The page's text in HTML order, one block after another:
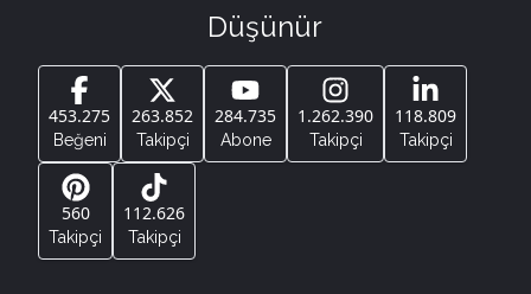
Düşünür
453.275
Beğeni
263.852
Takipçi
284.735
Abone
1.262.390
Takipçi
118.809
Takipçi
560
Takipçi
112.626
Takipçi